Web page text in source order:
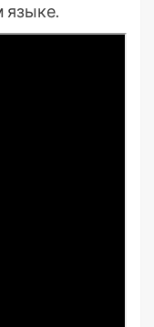
языке.